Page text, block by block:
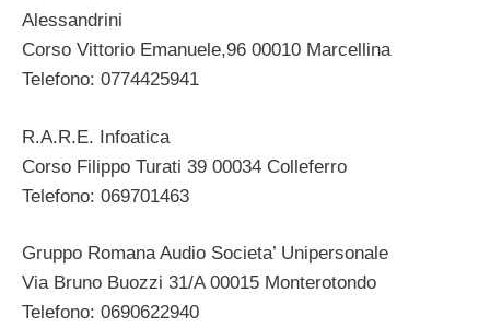
Alessandrini
Corso Vittorio Emanuele,96 00010 Marcellina
Telefono: 0774425941
R.A.R.E. Infoatica
Corso Filippo Turati 39 00034 Colleferro
Telefono: 069701463
Gruppo Romana Audio Societa’ Unipersonale
Via Bruno Buozzi 31/A 00015 Monterotondo
Telefono: 0690622940